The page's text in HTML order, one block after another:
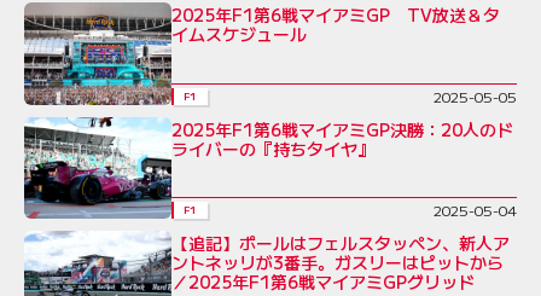
2025年F1第6戦マイアミGP TV放送＆タ
イムスケジュール
F1 2025-05-05
2025年F1第6戦マイアミGP決勝：20人のド
ライバーの『持ちタイヤ』
F1 2025-05-04
【追記】ポールはフェルスタッペン、新人ア
ントネッリが3番手。ガスリーはピットから
／2025年F1第6戦マイアミGPグリッド